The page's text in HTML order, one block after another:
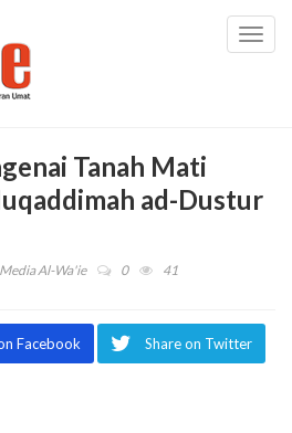
Tanah Mati
ad-Dustur
Media Al-Wa'ie 0 41
Facebook Share on Twitter